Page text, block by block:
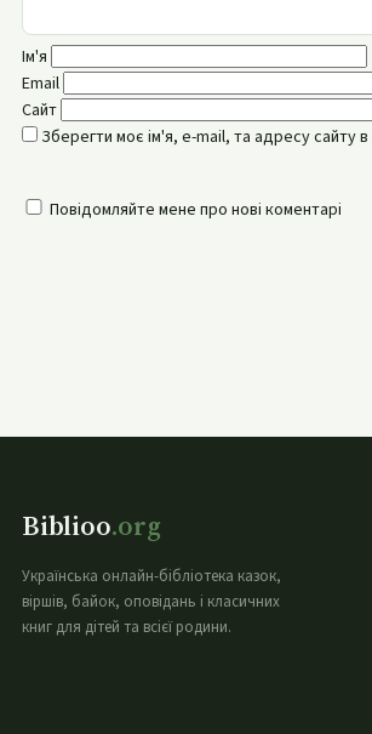
Ім'я
Email
Сайт
Зберегти моє ім'я, e-mail, та адресу сайту
Повідомляйте мене про нові коментарі
Biblioo.org
Українська онлайн-бібліотека казок,
віршів, байок, оповідань і класичних
книг для дітей та всієї родини.